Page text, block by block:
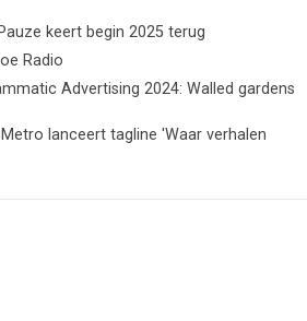
keert begin 2025 terug
Radio
Advertising 2024: Walled gardens
lanceert tagline 'Waar verhalen